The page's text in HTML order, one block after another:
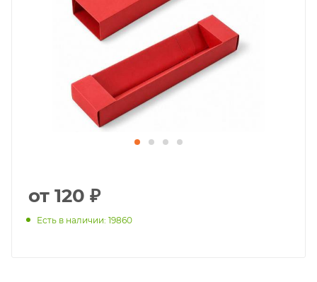
от 120 ₽
Есть в наличии: 19860